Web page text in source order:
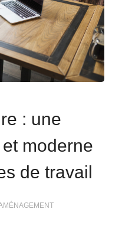
: une
moderne
de travail